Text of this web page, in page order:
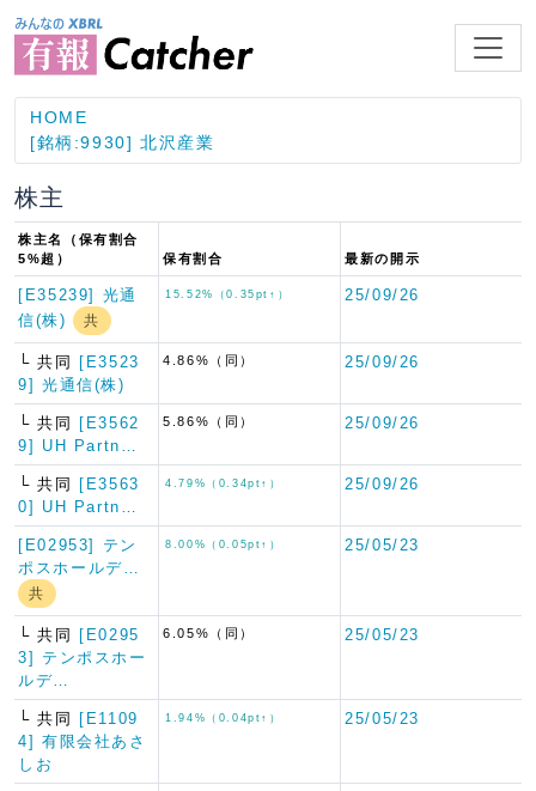
HOME
[銘柄:9930] 北沢産業
株主
株主名（保有割合
5%超）
保有割合 最新の開示
[E35239] 光通
信(株)
共
15.52%（0.35pt↑） 25/09/26
└ 共同
[E3523
9] 光通信(株)
4.86%（同） 25/09/26
└ 共同
[E3562
9] UH Partn…
5.86%（同） 25/09/26
└ 共同
[E3563
0] UH Partn…
4.79%（0.34pt↑） 25/09/26
[E02953] テン
ポスホールデ…
共
8.00%（0.05pt↑） 25/05/23
└ 共同
[E0295
3] テンポスホー
ルデ…
6.05%（同） 25/05/23
└ 共同
[E1109
4] 有限会社あさ
しお
1.94%（0.04pt↑） 25/05/23